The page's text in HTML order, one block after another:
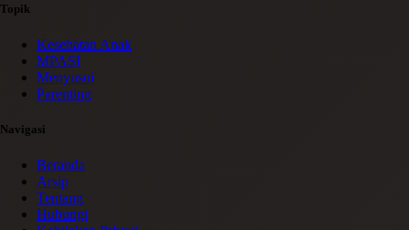
Topik
Kesehatan Anak
MPASI
Menyusui
Parenting
Navigasi
Beranda
Arsip
Tentang
Hubungi